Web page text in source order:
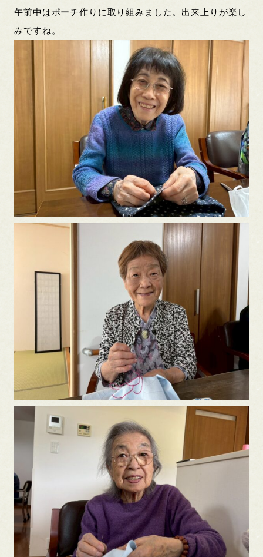
午前中はポーチ作りに取り組みました。出来上りが楽し
みですね。